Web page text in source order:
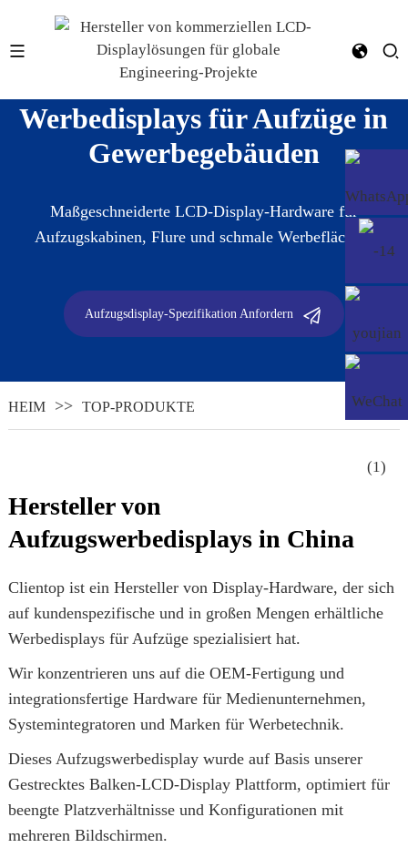
Werbedisplays für Aufzüge in
Gewerbegebäuden
Maßgeschneiderte LCD-Display-Hardware für
Aufzugskabinen, Flure und schmale Werbeflächen.
Aufzugsdisplay-Spezifikation Anfordern
HEIM TOP-PRODUKTE
Hersteller von
Aufzugswerbedisplays in China
Clientop ist ein Hersteller von Display-Hardware, der sich
auf kundenspezifische und in großen Mengen erhältliche
Werbedisplays für Aufzüge spezialisiert hat.
Wir konzentrieren uns auf die OEM-Fertigung und
integrationsfertige Hardware für Medienunternehmen,
Systemintegratoren und Marken für Werbetechnik.
Dieses Aufzugswerbedisplay wurde auf Basis unserer
Gestrecktes Balken-LCD-DisplayPlattform, optimiert für
beengte Platzverhältnisse und Konfigurationen mit
mehreren Bildschirmen.